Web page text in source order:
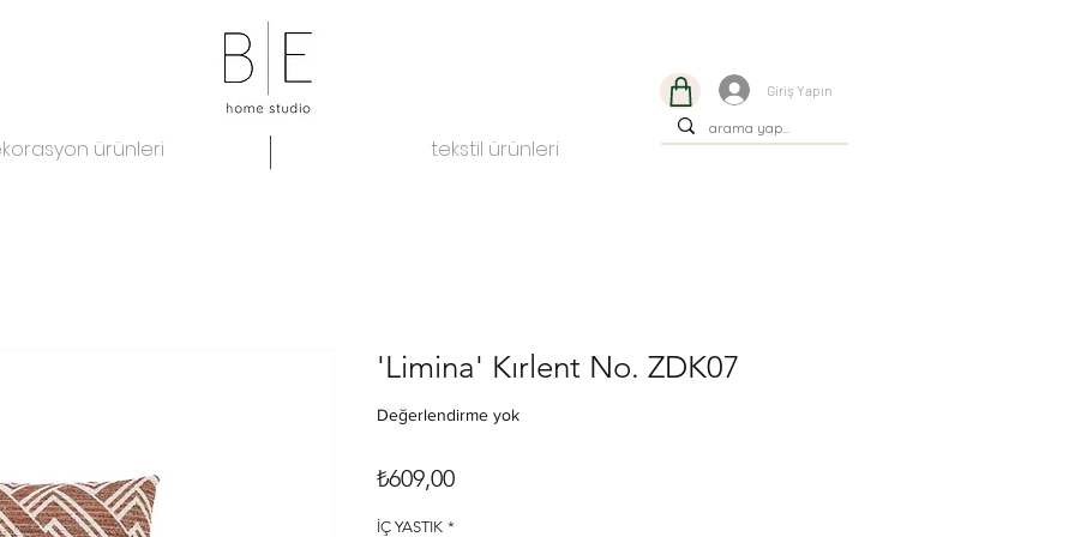
ürünleri tekstil ürünleri
Giriş Yapın
'Limina' Kırlent No. ZDK07
Değerlendirme yok
₺609,00Fiyat
İÇ YASTIK *